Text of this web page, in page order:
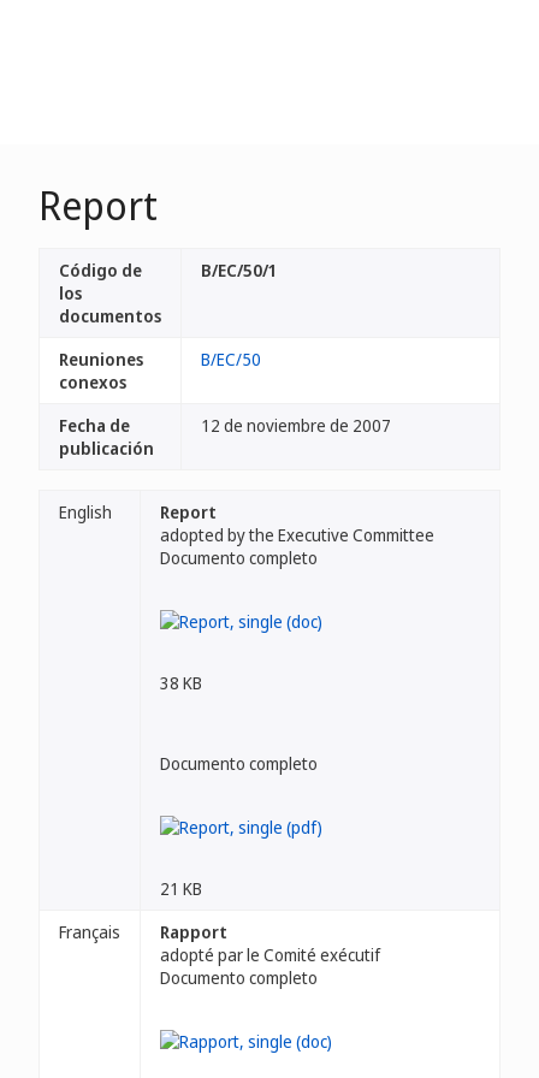
Report
Código de
los
documentos
B/EC/50/1
Reuniones
conexos
B/EC/50
Fecha de
publicación
12 de noviembre de 2007
English
Report
adopted by the Executive Committee
Documento completo
38 KB
Documento completo
21 KB
Français
Rapport
adopté par le Comité exécutif
Documento completo